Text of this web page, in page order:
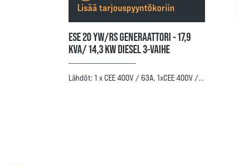
ESE 20 YW/RS GENERAATTORI - 17,9
KVA/ 14,3 KW DIESEL 3-VAIHE
Lähdöt: 1 x CEE 400V / 63A, 1xCEE 400V /…
Lisää tarjouspyyntökoriin